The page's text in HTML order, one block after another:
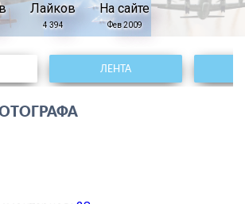
Поиск в реестре
Кратко
Подробно
Лайков
4 394
На сайте
Фев 2009
ЛЕНТА